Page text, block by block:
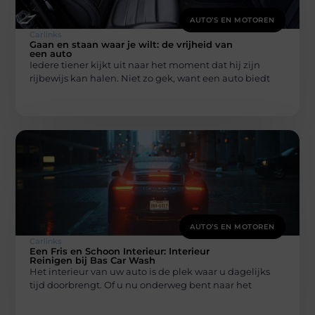
AUTO’S EN MOTOREN
Carlinks
Gaan en staan waar je wilt: de vrijheid van
een auto
Iedere tiener kijkt uit naar het moment dat hij zijn
rijbewijs kan halen. Niet zo gek, want een auto biedt
AUTO’S EN MOTOREN
Carlinks
Een Fris en Schoon Interieur: Interieur
Reinigen bij Bas Car Wash
Het interieur van uw auto is de plek waar u dagelijks
tijd doorbrengt. Of u nu onderweg bent naar het